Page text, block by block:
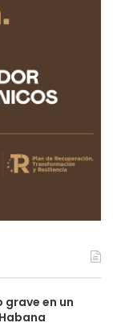
grave en un